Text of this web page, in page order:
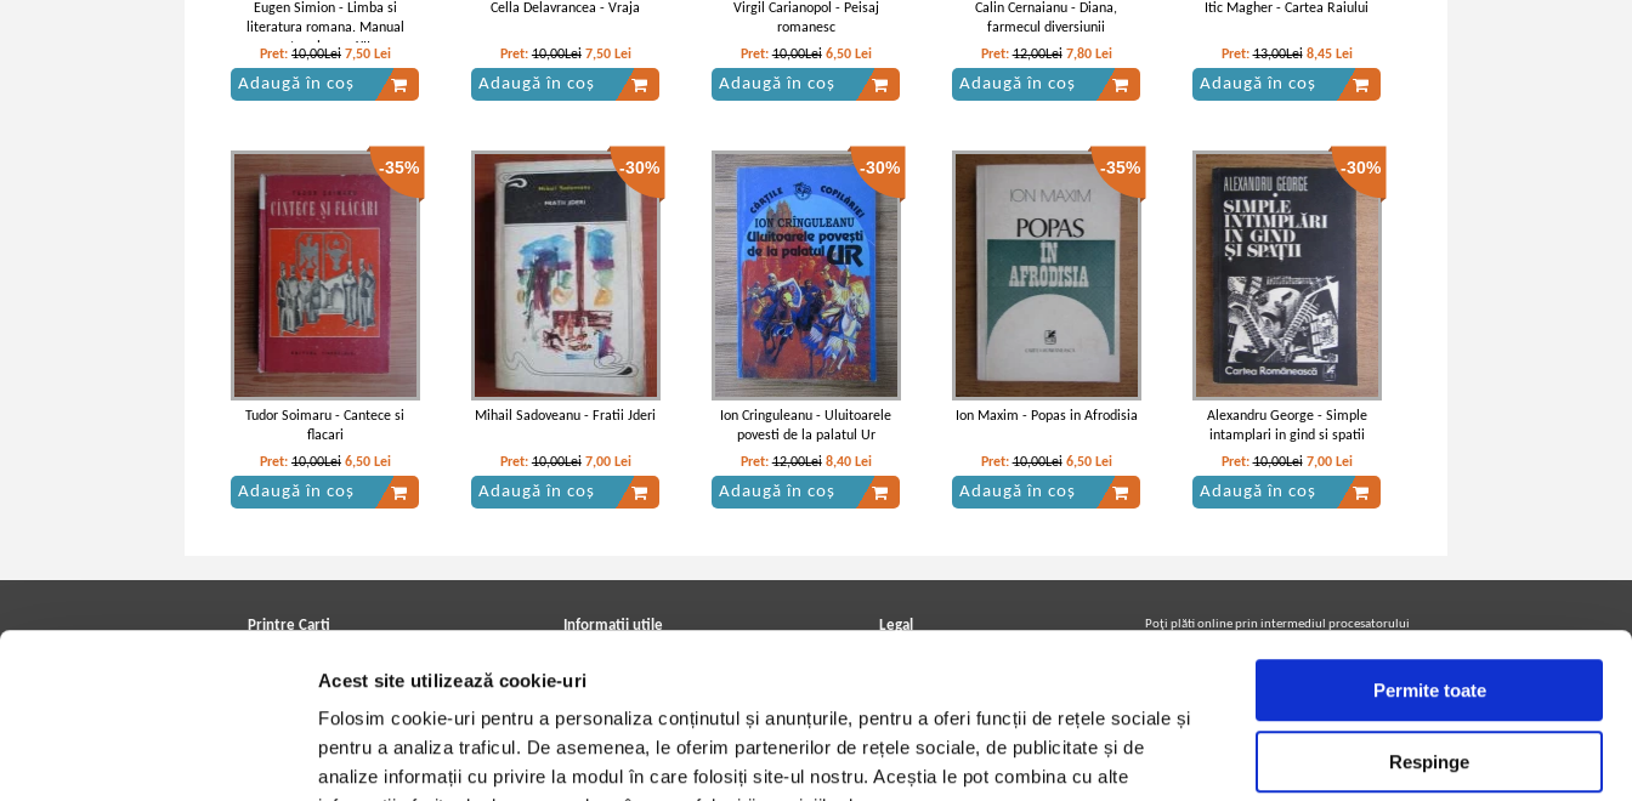
Acest site utilizează cookie-uri
Folosim cookie-uri pentru a personaliza conținutul și anunțurile, pentru a oferi funcții de rețele sociale și
pentru a analiza traficul. De asemenea, le oferim partenerilor de rețele sociale, de publicitate și de
analize informații cu privire la modul în care folosiți site-ul nostru. Aceștia le pot combina cu alte
Permite toate
Respinge
Eugen Simion - Limba si
literatura romana. Manual
pentru clasa a XII-a
Pret: 10,00Lei 7,50 Lei
Adaugă în coș
Cella Delavrancea - Vraja
Pret:10,00Lei 7,50 Lei
Adaugă în coș
Virgil Carianopol - Peisaj
romanesc
Pret:10,00Lei 6,50 Lei
Adaugă în coș
Calin Cernaianu - Diana,
farmecul diversiunii
Pret:12,00Lei 7,80 Lei
Adaugă în coș
Itic Magher - Cartea Raiului
Pret:13,00Lei 8,45 Lei
Adaugă în coș
-35%
Tudor Soimaru - Cantece si
flacari
Pret: 10,00Lei 6,50 Lei
Adaugă în coș
-30%
Mihail Sadoveanu - Fratii Jderi
Pret:10,00Lei 7,00 Lei
Adaugă în coș
-30%
Ion Cringuleanu - Uluitoarele
povesti de la palatul Ur
Pret:12,00Lei 8,40 Lei
Adaugă în coș
-35%
Ion Maxim - Popas in Afrodisia
Pret:10,00Lei 6,50 Lei
Adaugă în coș
-30%
Alexandru George - Simple
intamplari in gind si spatii
Pret:10,00Lei 7,00 Lei
Adaugă în coș
Printre Carti
Cele mai căutate cărți
Blog Printre Carti
Cărţi sub 5 lei
Informatii utile
Achizitii viniluri, casete, CD/DVD
Cum cumpar?
Politica de livrare
Retur comenzi
Angajari - Cariere
Legal
Termeni si conditii
Utilizare cookie-uri
Poţi plăti online prin intermediul procesatorului
Urmăreşte-ne pe facebook pentru a fi la curent cu